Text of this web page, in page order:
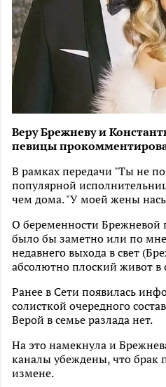
Веру Брежневу и
певицы
В рамках передачи "Ты не
популярной
чем дома. "У моей жены
О беременности Брежневой
было бы заметно или по
недавнего выхода в свет
абсолютно плоский живот
Ранее в Сети появилась
солисткой очередного
Верой в семье разлада нет.
На это намекнула и
каналы убеждены, что брак
измене.